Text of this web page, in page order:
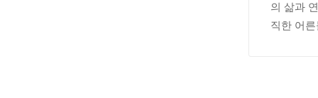
의 삶과
직한 어